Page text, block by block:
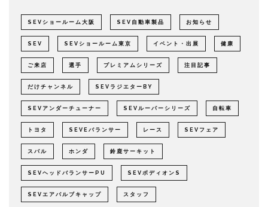
SEVショールーム大阪 SEV自動車製品 お知らせ
SEV SEVショールーム東京 イベント・出展 健康
ご来店 選手 プレミアムシリーズ 注目記事
だけチャンネル SEVラジエターBY
SEVアンダーチューナー SEVルーパーシリーズ 自転車
トヨタ SEVEバランサー レース SEVフェア
スバル ホンダ 鈴鹿サーキット
SEVヘッドバランサーPU SEVボディオンS
SEVエアバルブキャップ スタッフ